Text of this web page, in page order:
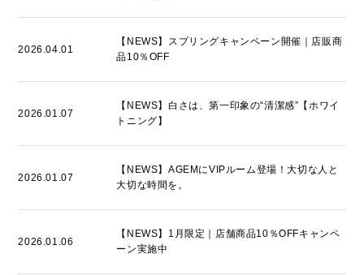
2026.04.01
【NEWS】スプリングキャンペーン開催｜店販商
品10％OFF
2026.01.07
【NEWS】白さは、第一印象の“清潔感”【ホワイ
トニング】
2026.01.07
【NEWS】AGEMにVIPルーム登場！大切な人と
大切な時間を。
2026.01.06
【NEWS】1月限定｜店舗商品10％OFFキャンペ
ーン実施中